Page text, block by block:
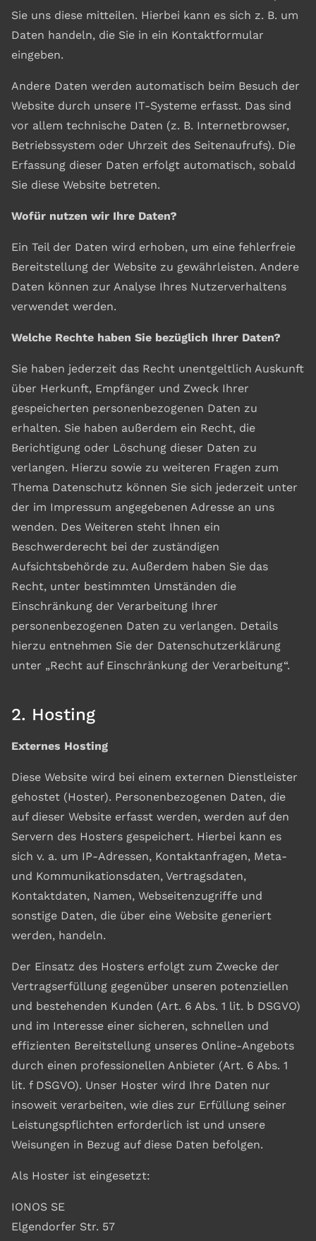
Sie uns diese mitteilen. Hierbei kann es sich z. B. um
Daten handeln, die Sie in ein Kontaktformular
eingeben.
Andere Daten werden automatisch beim Besuch der
Website durch unsere IT-Systeme erfasst. Das sind
vor allem technische Daten (z. B. Internetbrowser,
Betriebssystem oder Uhrzeit des Seitenaufrufs). Die
Erfassung dieser Daten erfolgt automatisch, sobald
Sie diese Website betreten.
Wofür nutzen wir Ihre Daten?
Ein Teil der Daten wird erhoben, um eine fehlerfreie
Bereitstellung der Website zu gewährleisten. Andere
Daten können zur Analyse Ihres Nutzerverhaltens
verwendet werden.
Welche Rechte haben Sie bezüglich Ihrer Daten?
Sie haben jederzeit das Recht unentgeltlich Auskunft
über Herkunft, Empfänger und Zweck Ihrer
gespeicherten personenbezogenen Daten zu
erhalten. Sie haben außerdem ein Recht, die
Berichtigung oder Löschung dieser Daten zu
verlangen. Hierzu sowie zu weiteren Fragen zum
Thema Datenschutz können Sie sich jederzeit unter
der im Impressum angegebenen Adresse an uns
wenden. Des Weiteren steht Ihnen ein
Beschwerderecht bei der zuständigen
Aufsichtsbehörde zu. Außerdem haben Sie das
Recht, unter bestimmten Umständen die
Einschränkung der Verarbeitung Ihrer
personenbezogenen Daten zu verlangen. Details
hierzu entnehmen Sie der Datenschutzerklärung
unter „Recht auf Einschränkung der Verarbeitung“.
2. Hosting
Externes Hosting
Diese Website wird bei einem externen Dienstleister
gehostet (Hoster). Personenbezogenen Daten, die
auf dieser Website erfasst werden, werden auf den
Servern des Hosters gespeichert. Hierbei kann es
sich v. a. um IP-Adressen, Kontaktanfragen, Meta-
und Kommunikationsdaten, Vertragsdaten,
Kontaktdaten, Namen, Webseitenzugriffe und
sonstige Daten, die über eine Website generiert
werden, handeln.
Der Einsatz des Hosters erfolgt zum Zwecke der
Vertragserfüllung gegenüber unseren potenziellen
und bestehenden Kunden (Art. 6 Abs. 1 lit. b DSGVO)
und im Interesse einer sicheren, schnellen und
effizienten Bereitstellung unseres Online-Angebots
durch einen professionellen Anbieter (Art. 6 Abs. 1
lit. f DSGVO). Unser Hoster wird Ihre Daten nur
insoweit verarbeiten, wie dies zur Erfüllung seiner
Leistungspflichten erforderlich ist und unsere
Weisungen in Bezug auf diese Daten befolgen.
Als Hoster ist eingesetzt:
IONOS SE
Elgendorfer Str. 57